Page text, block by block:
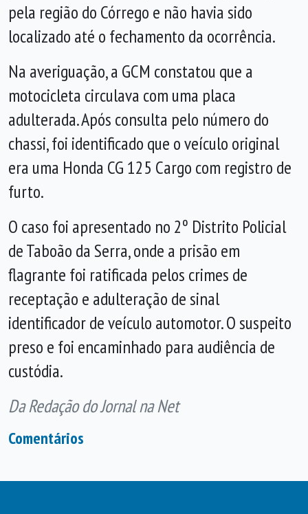
pela região do Córrego e não havia sido
localizado até o fechamento da ocorrência.
Na averiguação, a GCM constatou que a
motocicleta circulava com uma placa
adulterada. Após consulta pelo número do
chassi, foi identificado que o veículo original
era uma Honda CG 125 Cargo com registro de
furto.
O caso foi apresentado no 2º Distrito Policial
de Taboão da Serra, onde a prisão em
flagrante foi ratificada pelos crimes de
receptação e adulteração de sinal
identificador de veículo automotor. O suspeito
preso e foi encaminhado para audiência de
custódia.
Da Redação do Jornal na Net
Comentários